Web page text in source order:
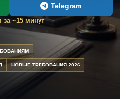
Telegram
за ~15 минут
НОВЫЕ ТРЕБОВАНИЯ 2026